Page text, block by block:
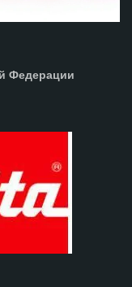
Федерации